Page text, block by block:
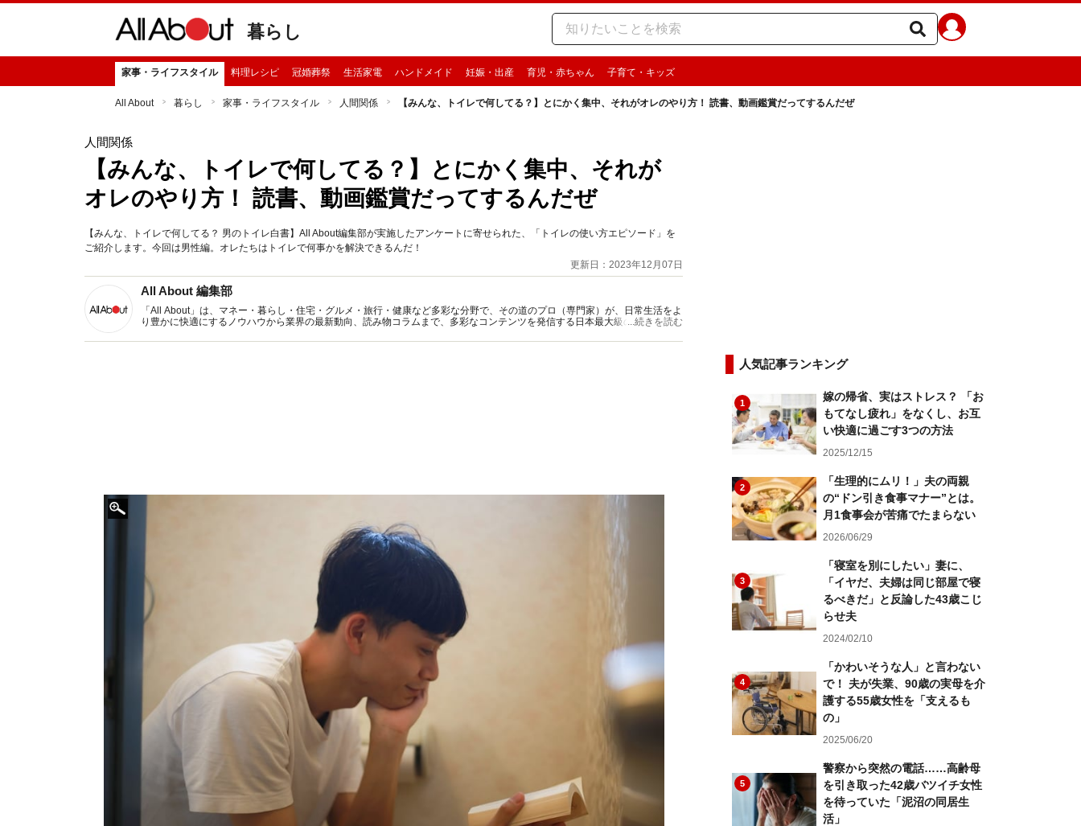
暮らし
家事・ライフスタイル 料理レシピ 冠婚葬祭 生活家電 ハンドメイド 妊娠・出産 育児・赤ちゃん 子育て・キッズ
All About 暮らし 家事・ライフスタイル 人間関係 【みんな、トイレで何してる？】とにかく集中、それがオレのやり方！ 読書、動画鑑賞だってするんだぜ
人間関係
【みんな、トイレで何してる？】とにかく集中、それが
オレのやり方！ 読書、動画鑑賞だってするんだぜ
【みんな、トイレで何してる？ 男のトイレ白書】All About編集部が実施したアンケートに寄せられた、「トイレの使い方エピソード」を
ご紹介します。今回は男性編。オレたちはトイレで何事かを解決できるんだ！
更新日：2023年12月07日
All About 編集部
「All About」は、マネー・暮らし・住宅・グルメ・旅行・健康など多彩な分野で、その道のプロ（専門家）が、日常生活をよ
り豊かに快適にするノウハウから業界の最新動向、読み物コラムまで、多彩なコンテンツを発信する日本最大級の総合情報サ
...続きを読む
人気記事ランキング
1
嫁の帰省、実はストレス？ 「お
もてなし疲れ」をなくし、お互
い快適に過ごす3つの方法
2025/12/15
2
「生理的にムリ！」夫の両親
の“ドン引き食事マナー”とは。
月1食事会が苦痛でたまらない
2026/06/29
3
「寝室を別にしたい」妻に、
「イヤだ、夫婦は同じ部屋で寝
るべきだ」と反論した43歳こじ
らせ夫
2024/02/10
4
「かわいそうな人」と言わない
で！ 夫が失業、90歳の実母を介
護する55歳女性を「支えるも
の」
2025/06/20
5
警察から突然の電話……高齢母
を引き取った42歳バツイチ女性
を待っていた「泥沼の同居生
活」